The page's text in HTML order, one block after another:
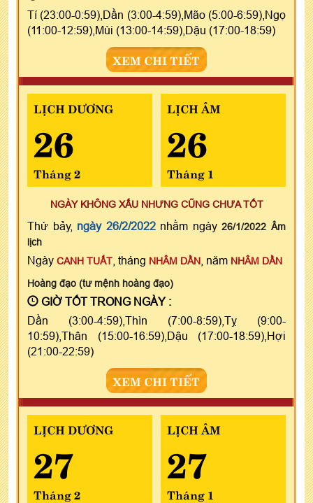
Tí (23:00-0:59),Dần (3:00-4:59),Mão (5:00-6:59),Ngọ
(11:00-12:59),Mùi (13:00-14:59),Dậu (17:00-18:59)
XEM CHI TIẾT
LỊCH DƯƠNG
26
Tháng 2
LỊCH ÂM
26
Tháng 1
NGÀY KHÔNG XẤU NHƯNG CŨNG CHƯA TỐT
Thứ bảy, ngày 26/2/2022nhằm ngày26/1/2022 Âm
lịch
Ngày CANH TUẤT , tháng NHÂM DẦN , năm NHÂM DẦN
Hoàng đạo (tư mệnh hoàng đạo)
GIỜ TỐT TRONG NGÀY :
Dần (3:00-4:59),Thìn (7:00-8:59),Tỵ (9:00-
10:59),Thân (15:00-16:59),Dậu (17:00-18:59),Hợi
(21:00-22:59)
XEM CHI TIẾT
LỊCH DƯƠNG
27
Tháng 2
LỊCH ÂM
27
Tháng 1